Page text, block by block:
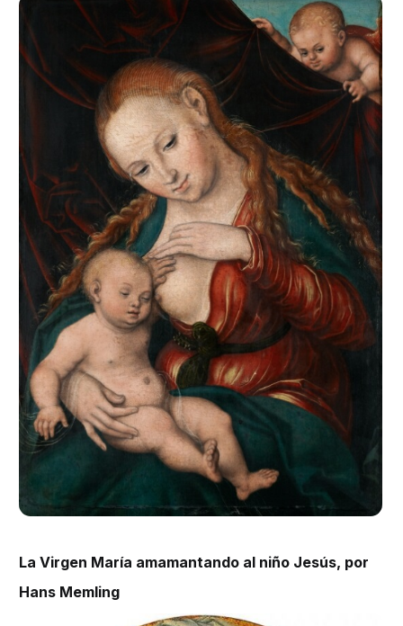
La Virgen María amamantando al niño Jesús, por
Hans Memling